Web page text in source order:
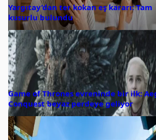
Yargıtay’dan ter kokan eş kararı: Tam
kusurlu bulundu
Game of Thrones evreninde bir ilk:
Conquest beyaz perdeye geliyor